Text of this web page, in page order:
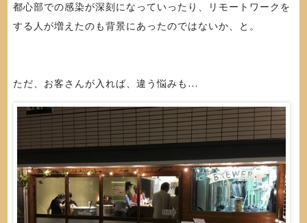
都心部での感染が深刻になっていったり、リモートワークを
する人が増えたのも背景にあったのではないか、と。
ただ、お客さんが入れば、違う悩みも…